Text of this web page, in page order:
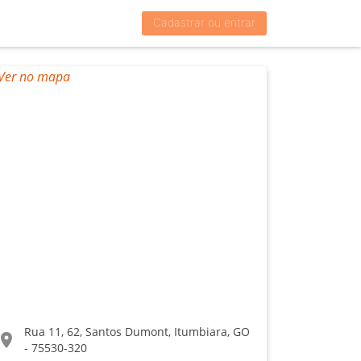
Cadastrar ou entrar
location_on
Rua 11, 62, Santos Dumont, Itumbiara, GO
- 75530-320